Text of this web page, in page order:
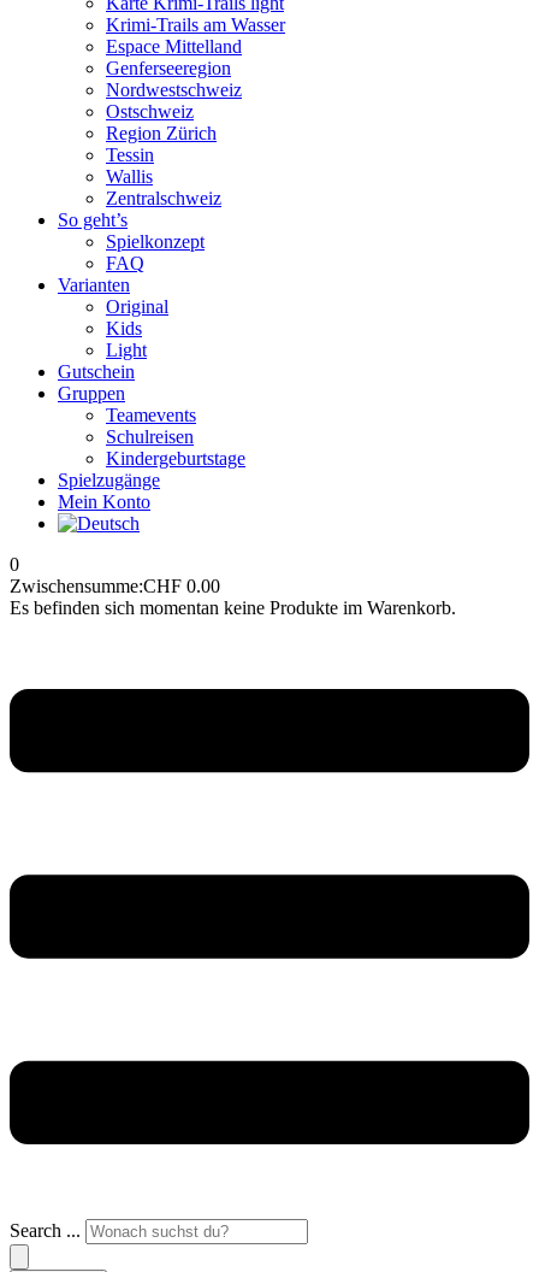
Krimi-Trails am Wasser
Espace Mittelland
Genferseeregion
Nordwestschweiz
Ostschweiz
Region Zürich
Tessin
Wallis
Zentralschweiz
So geht’s
Spielkonzept
FAQ
Varianten
Original
Kids
Light
Gutschein
Gruppen
Teamevents
Schulreisen
Kindergeburtstage
Spielzugänge
Mein Konto
0
Zwischensumme:CHF 0.00
Es befinden sich momentan keine Produkte im Warenkorb.
Search ...